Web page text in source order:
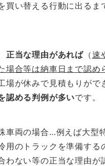
買い替える行動に出るま
正当な理由があれば （速
場合等は納車日まで認め
場が休みで見積もりがで
認める判例が多いです。
車両の場合…例えば大型
用のトラックを準備する
わない等の正当な理由が